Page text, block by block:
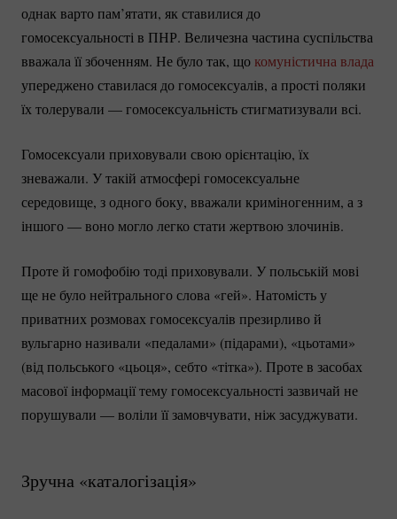
однак варто пам’ятати, як ставилися до
гомосексуальності в ПНР. Величезна частина суспільства
вважала її збоченням. Не було так, що комуністична влада
упереджено ставилася до гомосексуалів, а прості поляки
їх толерували — гомосексуальність стигматизували всі.
Гомосексуали приховували свою орієнтацію, їх
зневажали. У такій атмосфері гомосексуальне
середовище, з одного боку, вважали криміногенним, а з
іншого — воно могло легко стати жертвою злочинів.
Проте й гомофобію тоді приховували. У польській мові
ще не було нейтрального слова «гей». Натомість у
приватних розмовах гомосексуалів презирливо й
вульгарно називали «педалами» (підарами), «цьотами»
(від польського «цьоця», себто «тітка»). Проте в засобах
масової інформації тему гомосексуальності зазвичай не
порушували — воліли її замовчувати, ніж засуджувати.
Зручна «каталогізація»